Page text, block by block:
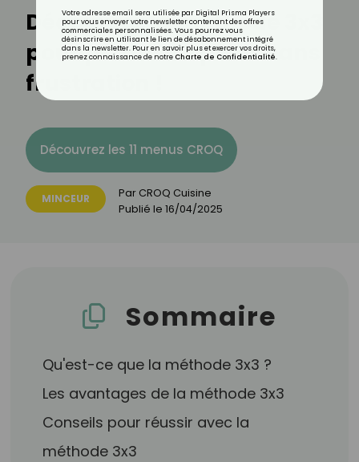
Découvrez la méthode 3x3
pour perdre du poids sans
frustration !
Découvrez les 11 menus CROQ
MINCEUR Par CROQ Cuisine
Publié le 16/04/2025
Sommaire
Qu'est-ce que la méthode 3x3 ?
Les avantages de la méthode 3x3
Conseils pour réussir avec la
méthode 3x3
Votre adresse email sera utilisée par Digital Prisma Players
pour vous envoyer votre newsletter contenant des offres
commerciales personnalisées. Vous pourrez vous
désinscrire en utilisant le lien de désabonnement intégré
dans la newsletter. Pour en savoir plus et exercer vos droits,
prenez connaissance de notre Charte de Confidentialité.